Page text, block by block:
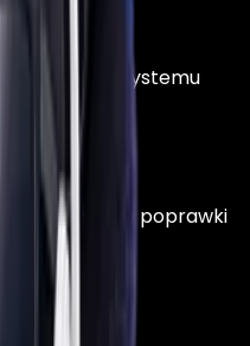
systemu
i iteracyjne poprawki